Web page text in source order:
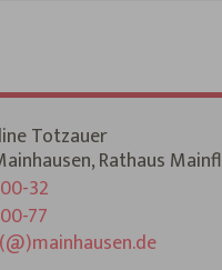
Totzauer
Rathaus
32
77